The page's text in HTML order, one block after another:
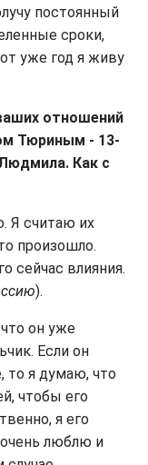
постоянный
сроки,
уже год я живу
отношений
Тюриным - 13-
Как с
Я считаю их
произошло.
сейчас влияния.
).
он уже
Если он
то я думаю, что
чтобы его
я его
люблю и